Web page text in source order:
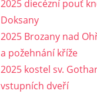
2025 diecézní pouť
Doksany
2025 Brozany nad
a požehnání kříže
2025 kostel sv.
vstupních dveří